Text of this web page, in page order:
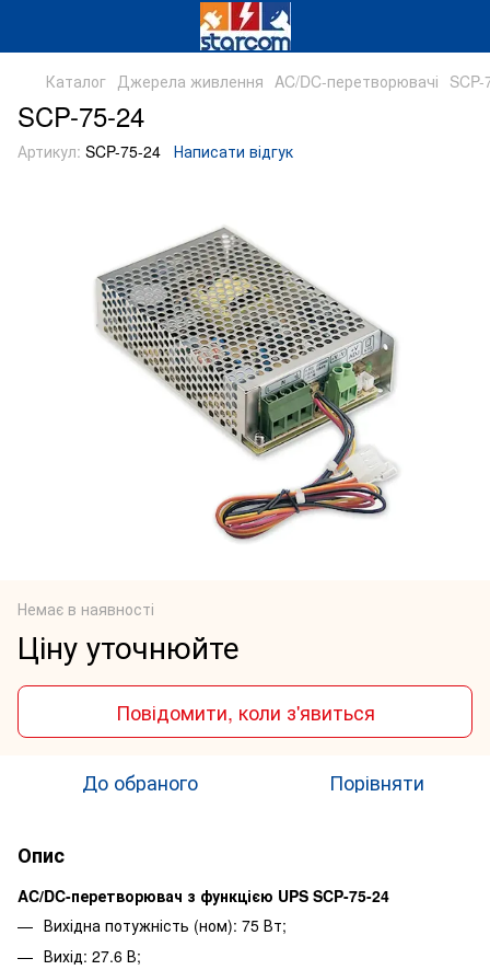
Каталог Джерела живлення AC/DC-перетворювачі
SCP-75-24
Артикул: SCP-75-24 Написати відгук
Немає в наявності
Ціну уточнюйте
Повідомити, коли з'явиться
До обраного Порівняти
Опис
AC/DC-перетворювач з функцією UPS SCP-75-24
Вихідна потужність (ном): 75 Вт;
Вихід: 27.6 В;